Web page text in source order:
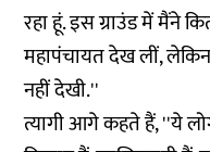
रहा हूं. इस ग्राउंड में मैंने
महापंचायत देख लीं,
नहीं देखी.''
त्यागी आगे कहते हैं, ''ये